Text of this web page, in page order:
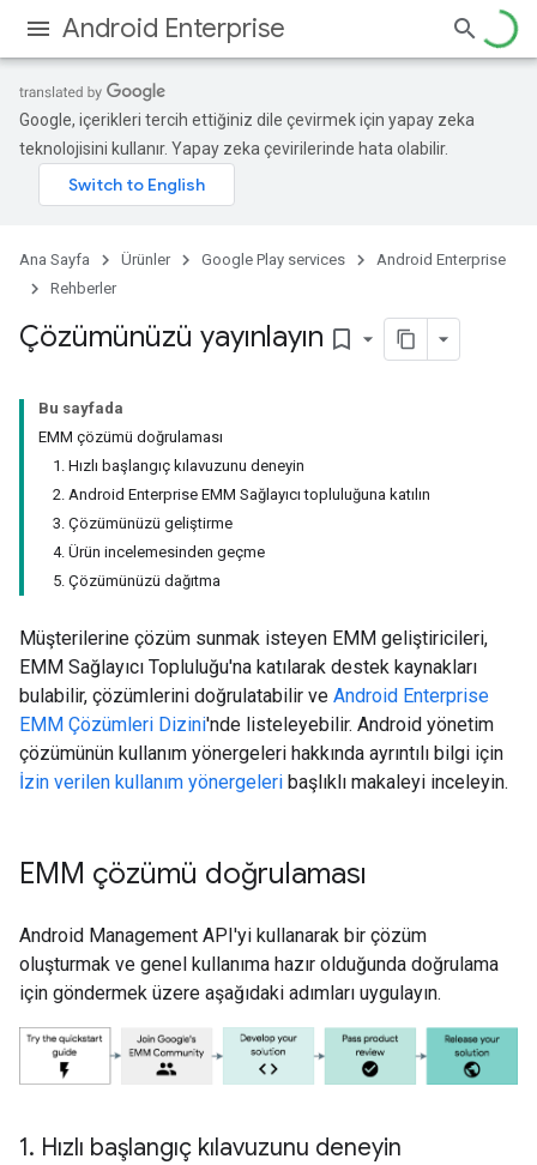
Android Enterprise
Google, içerikleri tercih ettiğiniz dile çevirmek için yapay zeka
teknolojisini kullanır. Yapay zeka çevirilerinde hata olabilir.
Ana Sayfa Ürünler Google Play services
Android Enterprise
Rehberler
Çözümünüzü yayınlayın bookmark_border
Bu sayfada
EMM çözümü doğrulaması
1. Hızlı başlangıç kılavuzunu deneyin
2. Android Enterprise EMM Sağlayıcı topluluğuna katılın
3. Çözümünüzü geliştirme
4. Ürün incelemesinden geçme
5. Çözümünüzü dağıtma
Müşterilerine çözüm sunmak isteyen EMM geliştiricileri,
EMM Sağlayıcı Topluluğu'na katılarak destek kaynakları
bulabilir, çözümlerini doğrulatabilir ve Android Enterprise
EMM Çözümleri Dizini'nde listeleyebilir. Android yönetim
çözümünün kullanım yönergeleri hakkında ayrıntılı bilgi için
İzin verilen kullanım yönergeleri başlıklı makaleyi inceleyin.
EMM çözümü doğrulaması
Android Management API'yi kullanarak bir çözüm
oluşturmak ve genel kullanıma hazır olduğunda doğrulama
için göndermek üzere aşağıdaki adımları uygulayın.
1. Hızlı başlangıç kılavuzunu deneyin